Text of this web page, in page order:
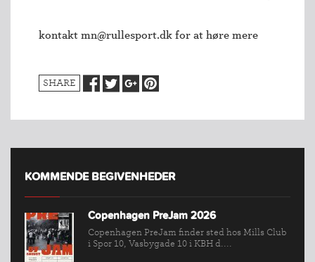
BREDDEPULJE
KLUB
SPORTSGRENE
FORBUNDET
VÆRKTØJSKASSEN
KONKURRENCER
kontakt mn@rullesport.dk for at høre mere
SHARE
KOMMENDE BEGIVENHEDER
Copenhagen PreJam 2026
Copenhagen PreJam finder sted hos Mills Club
i Spor 10, Vasbygade 10 i KBH d....